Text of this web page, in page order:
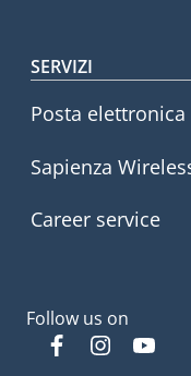
SERVIZI
Posta elettronica
Sapienza
Career service
Follow us on
FacebookInstagram